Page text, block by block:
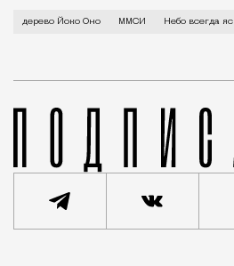
Его там только что
дерево Йоко Оно ММСИ Небо всегда